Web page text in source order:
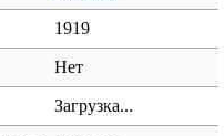
1919
Нет
Загрузка...